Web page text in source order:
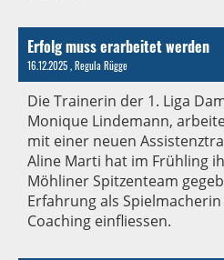
Erfolg muss erarbeitet werden
16.12.2025, Regula Rügge
Die Trainerin der 1. Liga
Monique Lindemann,
mit einer neuen
Aline Marti hat im Frühling
Möhliner Spitzenteam
Erfahrung als
Coaching einfliessen.